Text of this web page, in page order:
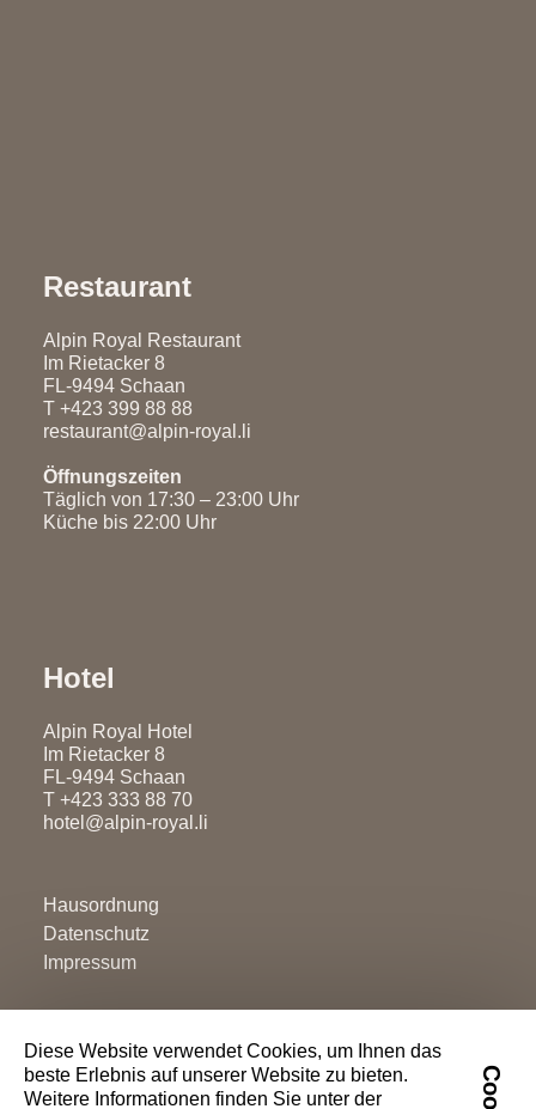
Diese Website verwendet Cookies, um Ihnen das
beste Erlebnis auf unserer Website zu bieten.
Weitere Informationen finden Sie unter der
Restaurant
Alpin Royal Restaurant
Im Rietacker 8
FL-9494 Schaan
T +423 399 88 88
restaurant@alpin-royal.li
Öffnungszeiten
Täglich von 17:30 – 23:00 Uhr
Küche bis 22:00 Uhr
Hotel
Alpin Royal Hotel
Im Rietacker 8
FL-9494 Schaan
T +423 333 88 70
hotel@alpin-royal.li
Hausordnung
Datenschutz
Impressum